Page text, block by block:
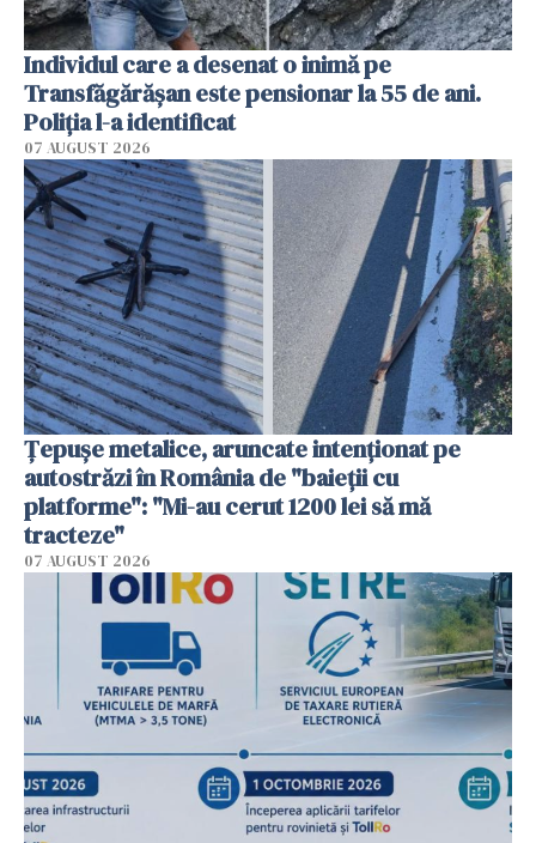
Individul care a desenat o inimă pe
Transfăgărășan este pensionar la 55 de ani.
Poliția l-a identificat
07 AUGUST 2026
Țepușe metalice, aruncate intenționat pe
autostrăzi în România de "baieții cu
platforme": "Mi-au cerut 1200 lei să mă
tracteze"
07 AUGUST 2026